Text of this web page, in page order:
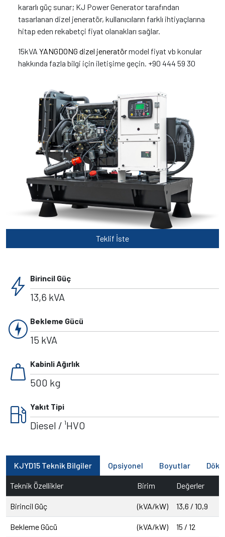
kararlı güç sunar; KJ Power Generator tarafından
tasarlanan dizel jeneratör, kullanıcıların farklı ihtiyaçlarına
hitap eden rekabetçi fiyat olanakları sağlar.
15kVA YANGDONG dizel jeneratörmodel fiyat vb konular
hakkında fazla bilgi için iletişime geçin. +90 444 59 30
Teklif İste
bolt Birincil Güç
13,6 kVA
charger Bekleme Gücü
15 kVA
weight Kabinli Ağırlık
500 kg
local_gas_station Yakıt Tipi
Diesel / ¹HVO
KJYD15 Teknik Bilgiler Opsiyonel Boyutlar
Teknik Özellikler Birim Değerler
Birincil Güç (kVA/kW) 13,6 / 10,9
Bekleme Gücü (kVA/kW) 15 / 12